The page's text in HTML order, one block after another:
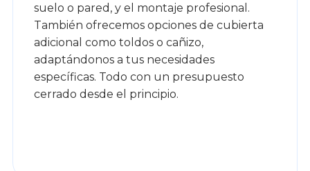
suelo o pared, y el montaje profesional.
También ofrecemos opciones de cubierta
adicional como toldos o cañizo,
adaptándonos a tus necesidades
específicas. Todo con un presupuesto
cerrado desde el principio.